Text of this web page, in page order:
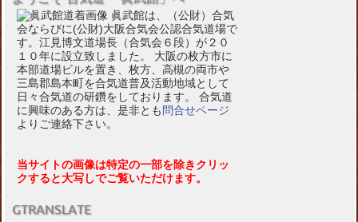
眞武館は、（公財）合気
会ならびに(公財)大阪合気会公認合気道場で
す。江見博文道場長（合気会６段）が２０
１０年に設立致しました。 大阪の枚方市に
本部道場ビルを置き、枚方、高槻の両市や
三島郡島本町を合気道普及活動地域として
日々合気道の研鑽をしております。 合気道
に興味のある方は、是非とも 問合せページ
よりご連絡下さい。
当サイトの画像は特定の一部を除きクリッ
クすると大写しでご覧いただけます。
GTRANSLATE